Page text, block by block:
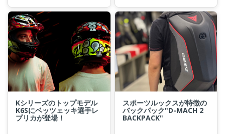
年版の秋シーズンにお勧めジャ
ケット4選のご紹介です。
地をハイブリッドしたこのモデ
ルは耐久性に優れつつ、しなや
かな弾力性と通気性を実現。最
新技術で得られた安全性と優れ
たパフォーマンスをライダーに
提供します。
Kシリーズのトップモデル
K6Sにベッツェッキ選手レ
プリカが登場！
スポーツルックスが特徴の
バックパック"D-MACH 2
BACKPACK"